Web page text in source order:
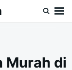
Murah di